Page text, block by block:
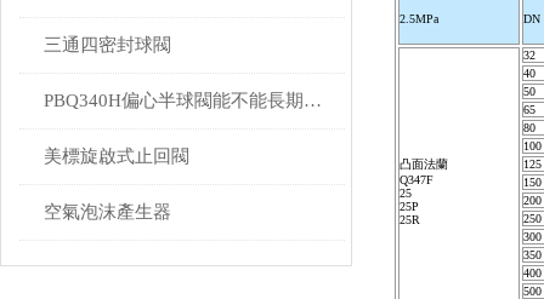
三通四密封球閥
PBQ340H偏心半球閥能不能長期存放？
美標旋啟式止回閥
空氣泡沫產生器
2.5MPa DN
凸面法蘭
Q347F
25
25P
25R
32
40
50
65
80
100
125
150
200
250
300
350
400
500